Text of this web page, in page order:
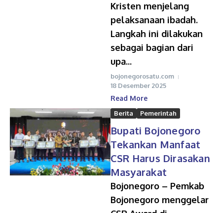
Kristen menjelang
pelaksanaan ibadah.
Langkah ini dilakukan
sebagai bagian dari
upa...
bojonegorosatu.com
18 Desember 2025
Read More
Berita Pemerintah
Bupati Bojonegoro
Tekankan Manfaat
CSR Harus Dirasakan
Masyarakat
Bojonegoro – Pemkab
Bojonegoro menggelar